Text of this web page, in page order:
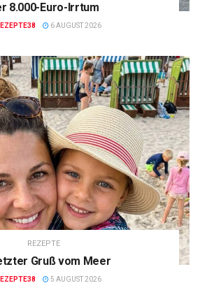
8.000-Euro-Irrtum
6 AUGUST 2026
REZEPTE
Gruß vom Meer
5 AUGUST 2026